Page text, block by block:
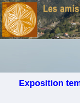
Exposition